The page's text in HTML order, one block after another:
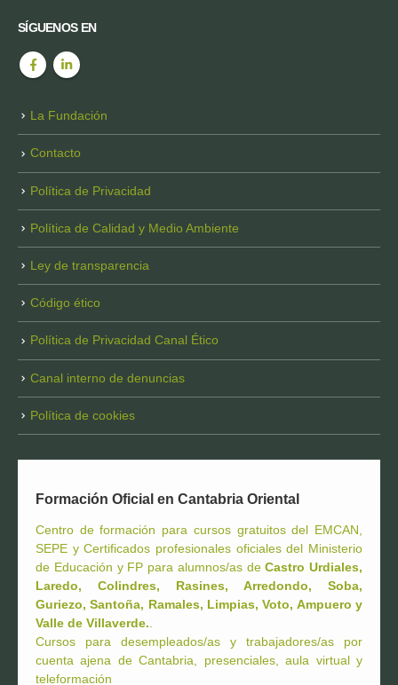
SÍGUENOS EN
La Fundación
Contacto
Política de Privacidad
Política de Calidad y Medio Ambiente
Ley de transparencia
Código ético
Política de Privacidad Canal Ético
Canal interno de denuncias
Política de cookies
Formación Oficial en Cantabria Oriental
Centro de formación para cursos gratuitos del EMCAN,
SEPE y Certificados profesionales oficiales del Ministerio
de Educación y FP para alumnos/as deCastro Urdiales,
Laredo, Colindres, Rasines, Arredondo, Soba,
Guriezo, Santoña, Ramales, Limpias, Voto, Ampuero y
Valle de Villaverde..
Cursos para desempleados/as y trabajadores/as por
cuenta ajena de Cantabria, presenciales, aula virtual y
teleformación